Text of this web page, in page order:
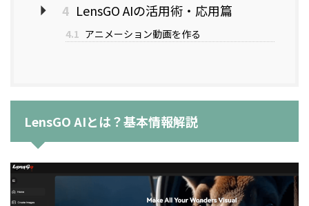
4 LensGO AIの活用術・応用篇
4.1 アニメーション動画を作る
LensGO AIとは？基本情報解説